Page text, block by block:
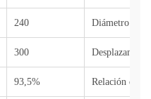
240 Diámetro del
300
93,5% Relación de